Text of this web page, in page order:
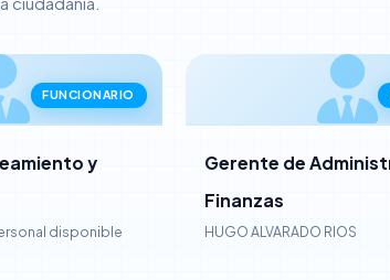
FUNCIONARIO
y
disponible
Gerente de
Finanzas
HUGO ALVARADO RIOS